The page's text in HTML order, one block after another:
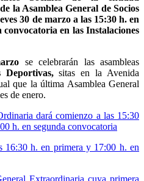
la Asamblea General de Socios
30 de marzo a las 15:30 h. en
en las Instalaciones
se celebrarán las asambleas
Deportivas,sitas en la Avenida
que la última Asamblea General
de enero.
dará comienzo a las 15:30
h. en segunda convocatoria
16:30 h. en primera y 17:00 h. en
Extraordinaria cuya primera